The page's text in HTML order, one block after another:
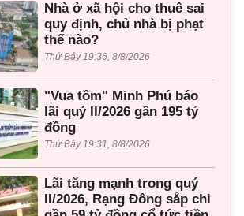
Nhà ở xã hội cho thuê sai
quy định, chủ nhà bị phạt
thế nào?
Thứ Bảy 19:36, 8/8/2026
"Vua tôm" Minh Phú báo
lãi quý II/2026 gần 195 tỷ
đồng
Thứ Bảy 19:31, 8/8/2026
Lãi tăng mạnh trong quý
II/2026, Rạng Đông sắp chi